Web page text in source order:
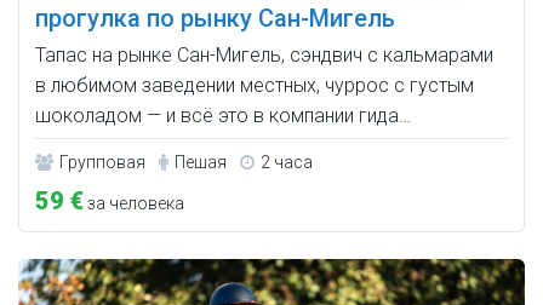
прогулка по рынку Сан-Мигель
Тапас на рынке Сан-Мигель, сэндвич с кальмарами
в любимом заведении местных, чуррос с густым
шоколадом — и всё это в компании гида…
Групповая Пешая 2 часа
59 €за человека